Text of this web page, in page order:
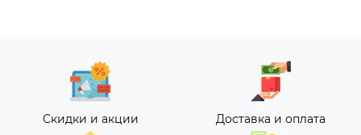
Скидки и акции Доставка и оплата